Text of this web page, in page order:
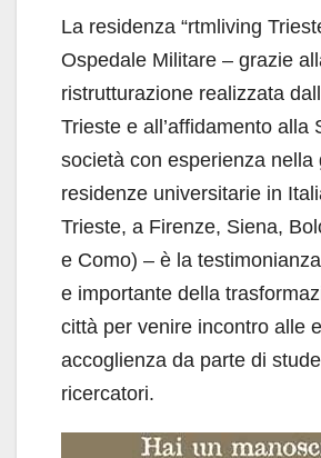
La residenza “rtmliving
Ospedale Militare – grazie
ristrutturazione realizzata
Trieste e all’affidamento alla
società con esperienza nella
residenze universitarie in
Trieste, a Firenze, Siena,
e Como) – è la
e importante della
città per venire incontro alle
accoglienza da parte di
ricercatori.